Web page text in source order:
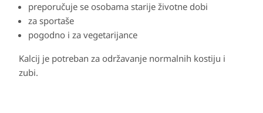
preporučuje se osobama starije životne dobi
za sportaše
pogodno i za vegetarijance
Kalcij je potreban za održavanje normalnih kostiju i
zubi.